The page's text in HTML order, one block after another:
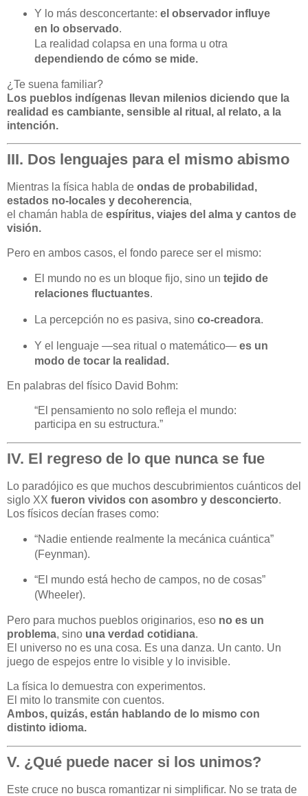
Y lo más desconcertante: el observador influye
en lo observado.
La realidad colapsa en una forma u otra
dependiendo de cómo se mide.
¿Te suena familiar?
Los pueblos indígenas llevan milenios diciendo que la
realidad es cambiante, sensible al ritual, al relato, a la
intención.
III. Dos lenguajes para el mismo abismo
Mientras la física habla de ondas de probabilidad,
estados no-locales y decoherencia,
el chamán habla de espíritus, viajes del alma y cantos de
visión.
Pero en ambos casos, el fondo parece ser el mismo:
El mundo no es un bloque fijo, sino un tejido de
relaciones fluctuantes.
La percepción no es pasiva, sino co-creadora.
Y el lenguaje —sea ritual o matemático— es un
modo de tocar la realidad.
En palabras del físico David Bohm:
“El pensamiento no solo refleja el mundo:
participa en su estructura.”
IV. El regreso de lo que nunca se fue
Lo paradójico es que muchos descubrimientos cuánticos del
siglo XX fueron vividos con asombro y desconcierto.
Los físicos decían frases como:
“Nadie entiende realmente la mecánica cuántica”
(Feynman).
“El mundo está hecho de campos, no de cosas”
(Wheeler).
Pero para muchos pueblos originarios, eso no es un
problema, sino una verdad cotidiana.
El universo no es una cosa. Es una danza. Un canto. Un
juego de espejos entre lo visible y lo invisible.
La física lo demuestra con experimentos.
El mito lo transmite con cuentos.
Ambos, quizás, están hablando de lo mismo con
distinto idioma.
V. ¿Qué puede nacer si los unimos?
Este cruce no busca romantizar ni simplificar. No se trata de